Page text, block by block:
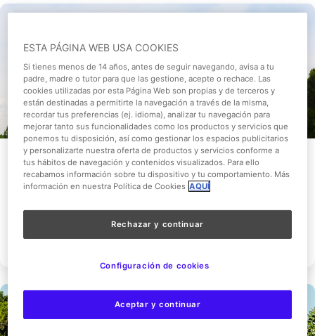
Maquinismo
Atracciones:10
Ver Detalles
ESTA PÁGINA WEB USA COOKIES
Si tienes menos de 14 años, antes de seguir navegando, avisa a tu
padre, madre o tutor para que las gestione, acepte o rechace. Las
cookies utilizadas por esta Página Web son propias y de terceros y
están destinadas a permitirte la navegación a través de la misma,
recordar tus preferencias (ej. idioma), analizar tu navegación para
mejorar tanto sus funcionalidades como los productos y servicios que
ponemos tu disposición, así como gestionar los espacios publicitarios
y personalizarte nuestra oferta de productos y servicios conforme a
tus hábitos de navegación y contenidos visualizados. Para ello
recabamos información sobre tu dispositivo y tu comportamiento. Más
información en nuestra Política de Cookies AQUÍ
Rechazar y continuar
Aceptar y continuar
Configuración de cookies